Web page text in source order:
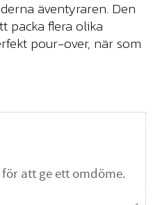
äventyraren. Den
packa flera olika
pour-over, när som